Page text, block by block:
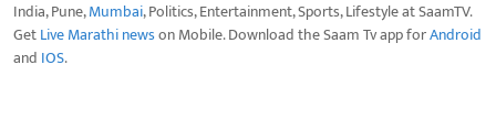
India, Pune,Mumbai, Politics, Entertainment, Sports, Lifestyle at SaamTV.
GetLive Marathi newson Mobile. Download the Saam Tv app forAndroid
and IOS.